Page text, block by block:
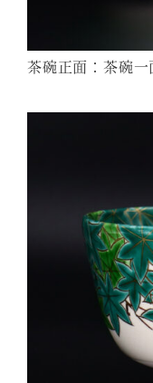
茶碗正面：茶碗一